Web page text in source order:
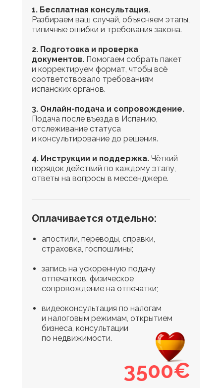
1. Бесплатная консультация.
Разбираем ваш случай, объясняем этапы,
типичные ошибки и требования закона.
2. Подготовка и проверка
документов. Помогаем собрать пакет
и корректируем формат, чтобы всё
соответствовало требованиям
испанских органов.
3. Онлайн-подача и сопровождение.
Подача после въезда в Испанию,
отслеживание статуса
и консультирование до решения.
4. Инструкции и поддержка. Чёткий
порядок действий по каждому этапу,
ответы на вопросы в мессенджере.
апостили, переводы, справки,
страховка, госпошлины;
запись на ускоренную подачу
отпечатков, физическое
сопровождение на отпечатки;
видеоконсультация по налогам
и налоговым режимам, открытием
бизнеса, консультации
по недвижимости.
Оплачивается отдельно:
3500€